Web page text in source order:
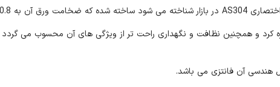
و همچنین نظافت و نگهداری راحت تر از ویژگی های آن محسوب می گردد